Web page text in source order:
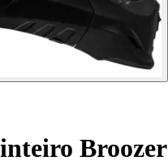
Broozer